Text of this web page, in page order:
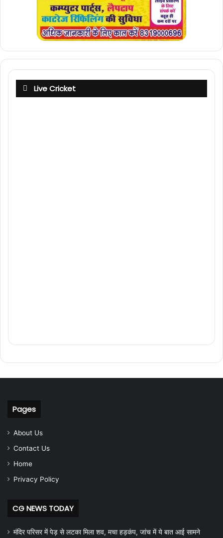
Live Cricket
Pages
About Us
Contact Us
Home
Privacy Policy
CG NEWS TODAY
मंदिर परिसर में पेड़ से लटका मिला शव, मचा हड़कंप, जांच में ये बात आई सामने